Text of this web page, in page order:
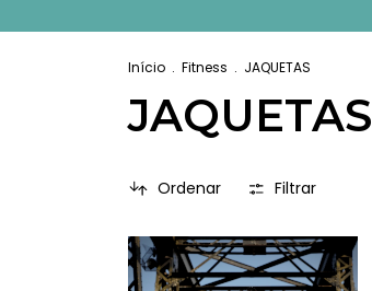
Início . Fitness . JAQUETAS
JAQUETAS
Ordenar Filtrar